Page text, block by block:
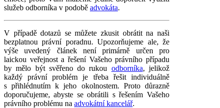
služeb odborníka v podobě advokáta.
V případě dotazů se můžete zkusit obrátit na naši
bezplatnou právní poradnu. Upozorňujeme ale, že
výše uvedený článek není primárně určen pro
laickou veřejnost a řešení Vašeho právního případu
by mělo být svěřeno do rukou odborníka, jelikož
každý právní problém je třeba řešit individuálně
s přihlédnutím k jeho okolnostem. Proto důrazně
doporučujeme, abyste se obrátili s řešením Vašeho
právního problému na advokátní kancelář.